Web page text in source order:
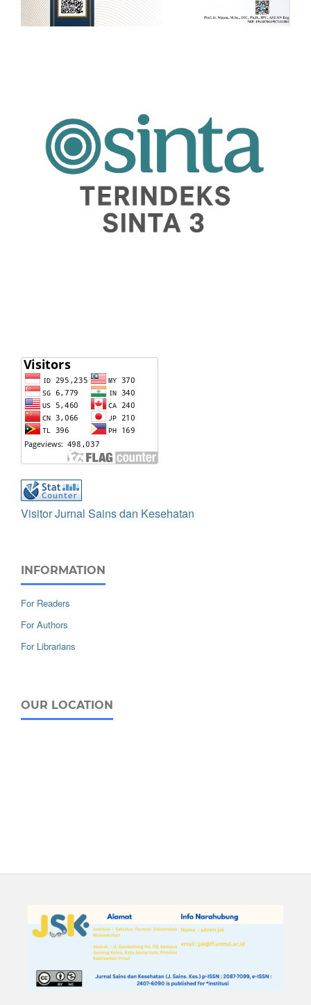
Visitor Jurnal Sains dan Kesehatan
INFORMATION
For Readers
For Authors
For Librarians
OUR LOCATION